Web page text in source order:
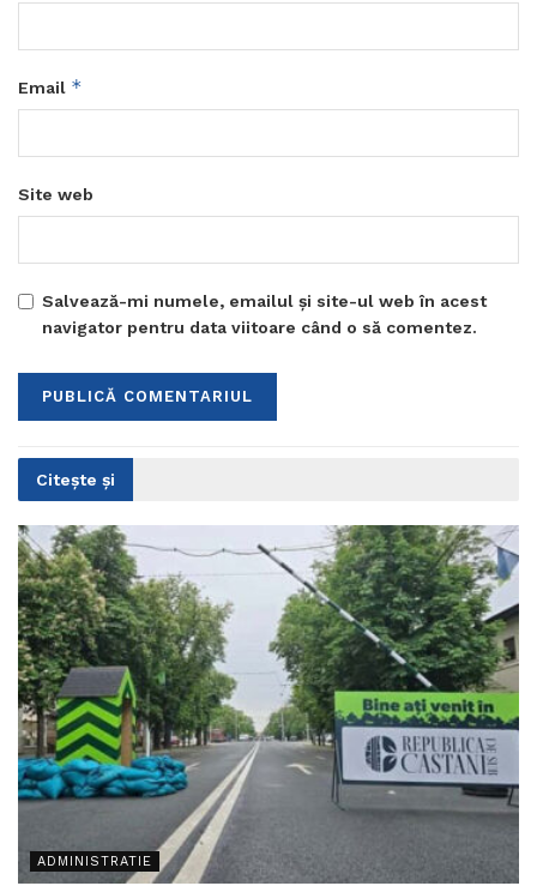
Email *
Site web
Salvează-mi numele, emailul și site-ul web în acest
navigator pentru data viitoare când o să comentez.
Citește și
ADMINISTRATIE